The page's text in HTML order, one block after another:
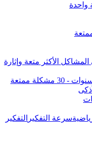
واحدة
5 سنوات هي المشاكل الأكثر متعة وإثارة
سرعة التفكير التفكير